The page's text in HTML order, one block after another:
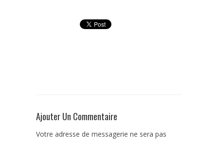
Ajouter Un Commentaire
Votre adresse de messagerie ne sera pas